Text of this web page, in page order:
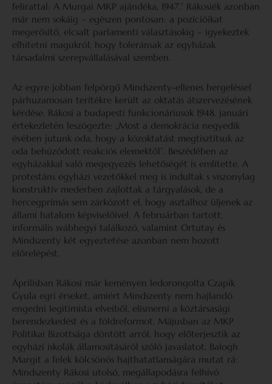
felirattal: A Murgai MKP ajándéka, 1947.” Rákosiék azonban
már nem sokáig – egészen pontosan: a pozícióikat
megerősítő, elcsalt parlamenti választásokig – igyekeztek
elhitetni magukról, hogy toleránsak az egyházak
társadalmi szerepvállalásával szemben.
Az egyre jobban felpörgő Mindszenty-ellenes hergeléssel
párhuzamosan terítékre került az oktatás átszervezésének
kérdése. Rákosi a budapesti funkcionáriusok 1948. januári
értekezletén leszögezte: „Most a demokrácia negyedik
évében jutunk oda, hogy a közoktatást megtisztítsuk az
oda behúzódott reakciós elemektől”. Beszédében az
egyházakkal való megegyezés lehetőségét is említette. A
protestáns egyházi vezetőkkel meg is indultak s viszonylag
konstruktív mederben zajlottak a tárgyalások, de a
hercegprímás sem zárkózott el, hogy asztalhoz üljenek az
állami hatalom képviselőivel. A februárban tartott,
informális svábhegyi találkozó, valamint Ortutay és
Mindszenty két egyeztetése azonban nem hozott
előrelépést.
Áprilisban Rákosi már keményen ledorongolta Czapik
Gyula egri érseket, amiért Mindszenty nem hajlandó
engedni legitimista elveiből, elismerni a köztársasági
berendezkedést és a földreformot. Májusban az MKP
Politikai Bizottsága döntött arról, hogy előterjesztik az
egyházi iskolák államosításáról szóló javaslatot. Balogh
Margit a felek kölcsönös hajthatatlanságára mutat rá:
Mindszenty Rákosi utolsó, megállapodásra felhívó